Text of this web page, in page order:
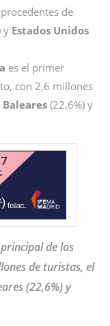
de
y Estados Unidos
es el primer
con 2,6 millones
Baleares (22,6%) y
de los
de turistas, el
(22,6%) y